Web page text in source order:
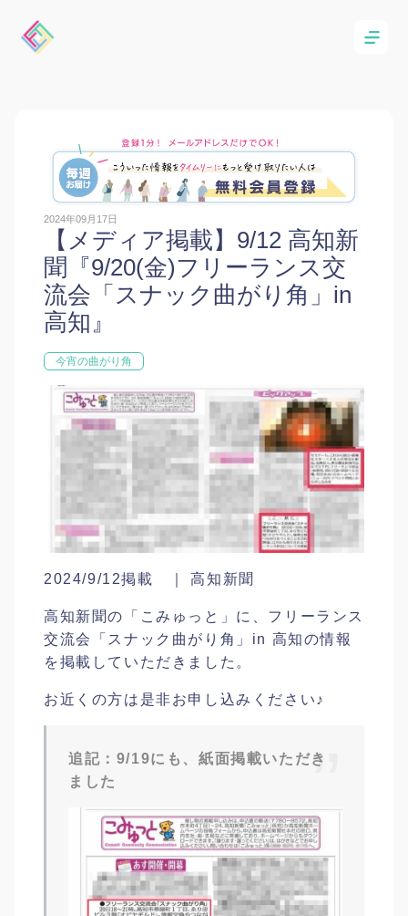
2024年09月17日
【メディア掲載】9/12 高知新
聞『9/20(金)フリーランス交
流会「スナック曲がり角」in
高知』
今宵の曲がり角
2024/9/12掲載 ｜ 高知新聞
高知新聞の「こみゅっと」に、フリーランス
交流会「スナック曲がり角」in 高知の情報
を掲載していただきました。
お近くの方は是非お申し込みください♪
追記：9/19にも、紙面掲載いただき
ました